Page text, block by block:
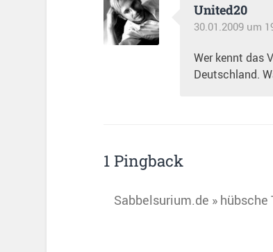
United20
30.01.2009 um
Wer kennt das
Deutschland.
1 Pingback
Sabbelsurium.de » hübsche